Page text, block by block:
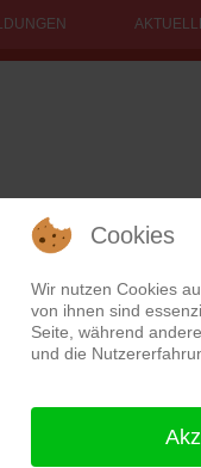
das Festzelt
Turnerbund.
die Truppe wie
Cookies
Wir nutzen Cookies
von ihnen sind
Seite, während
und die